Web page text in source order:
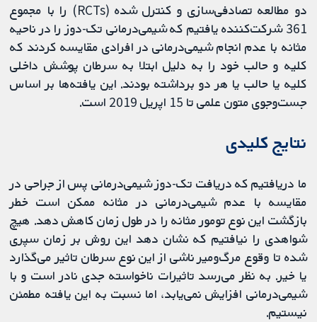
دو مطالعه تصادفی‌سازی و کنترل شده (RCTs) را با مجموع
361 شرکت‌کننده یافتیم که شیمی‌درمانی تک‌-دوز را در ناحیه
مثانه با عدم انجام شیمی‌درمانی در افرادی مقایسه کردند که
کلیه و حالب خود را به دلیل ابتلا به سرطان پوشش داخلی
کلیه یا حالب یا هر دو برداشته بودند. این یافته‌ها بر اساس
جست‌وجوی متون علمی تا 15 اپریل 2019 است.
نتایج کلیدی
ما دریافتیم که دریافت تک-دوز شیمی‌درمانی پس از جراحی در
مقایسه با عدم شیمی‌درمانی در مثانه ممکن است خطر
بازگشت این نوع تومور مثانه را در طول زمان کاهش دهد. هیچ
شواهدی را نیافتیم که نشان دهد این روش بر زمان سپری
شده تا وقوع مرگ‌ومیر ناشی از این نوع سرطان تاثیر می‌گذارد
یا خیر. به نظر می‌رسد تاثیرات ناخواسته جدی نادر است و با
شیمی‌درمانی افزایش نمی‌یابد، اما نسبت به این یافته مطمئن
نیستیم.